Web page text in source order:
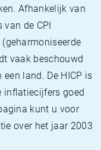
Afhankelijk van
de CPI
vaak beschouwd
land. De HICP is
inflatiecijfers goed
kunt u voor
over het jaar 2003